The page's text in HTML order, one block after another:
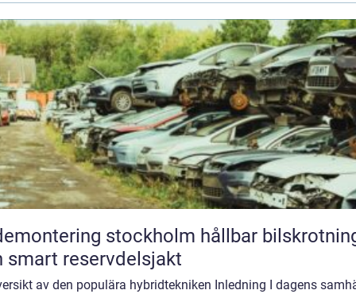
stockholm hållbar bilskrotning
smart reservdelsjakt
av den populära hybridtekniken Inledning I dagens